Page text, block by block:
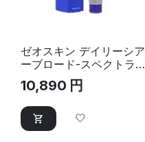
ゼオスキン デイリーシア
ーブロード-スペクトラム
サンスクリーン
SPF50_45ml｜UVケア
10,890 円